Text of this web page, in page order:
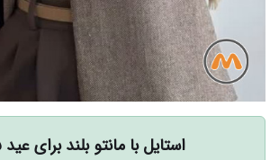
استایل با مانتو بلند برای عید 1405